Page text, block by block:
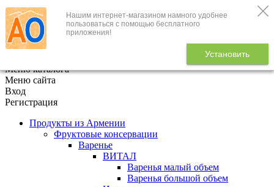
Нашим интернет-магазином намного удобнее
пользоваться с помощью бесплатного
приложения!
Установить
+7 (495) 646-888-1
В корзине
Меню каталога
Меню сайта
Вход
Регистрация
Продукты из Армении
Фруктовые консервации
Варенье
ВИТАЛ
Варенья малый объем
Варенья большой объем